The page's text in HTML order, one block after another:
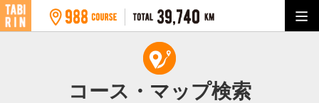
コース・マップ検索